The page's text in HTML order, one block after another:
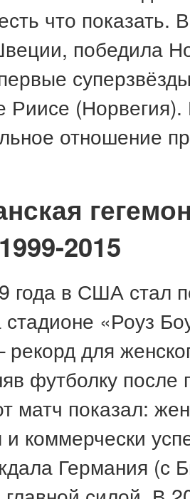
что показать.
победила
отношение
2015
года в США
«Роуз
для
футболку после
матч показал:
коммерчески
Германия (с